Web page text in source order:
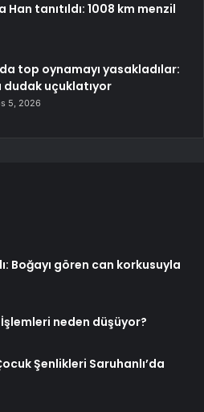
Han tanıtıldı: 1008 km menzil
top oynamayı yasakladılar:
dudak uçuklatıyor
5, 2026
Boğayı gören can korkusuyla
neden düşüyor?
Şenlikleri Saruhanlı’da